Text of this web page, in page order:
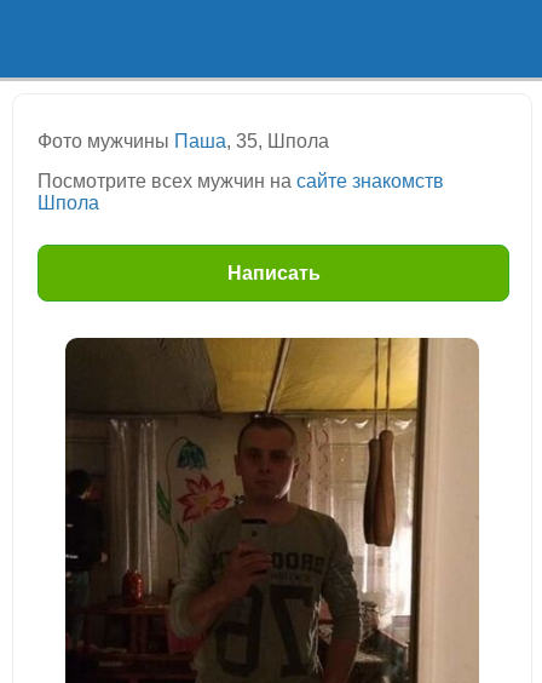
Фото мужчины Паша, 35, Шпола
Посмотрите всех мужчин на сайте знакомств
Шпола
Написать